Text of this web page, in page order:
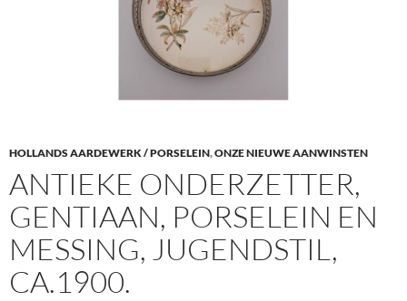
HOLLANDS AARDEWERK / PORSELEIN,ONZE NIEUWE AANWINSTEN
ANTIEKE ONDERZETTER,
GENTIAAN, PORSELEIN EN
MESSING, JUGENDSTIL,
CA.1900.